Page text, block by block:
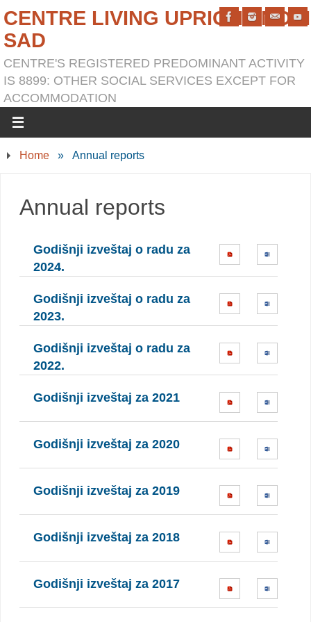
CENTRE LIVING UPRIGHT NOVI
SAD
CENTRE'S REGISTERED PREDOMINANT ACTIVITY
IS 8899: OTHER SOCIAL SERVICES EXCEPT FOR
ACCOMMODATION
Home » Annual reports
Annual reports
Godišnji izveštaj o radu za
2024.
Godišnji izveštaj o radu za
2023.
Godišnji izveštaj o radu za
2022.
Godišnji izveštaj za 2021
Godišnji izveštaj za 2020
Godišnji izveštaj za 2019
Godišnji izveštaj za 2018
Godišnji izveštaj za 2017